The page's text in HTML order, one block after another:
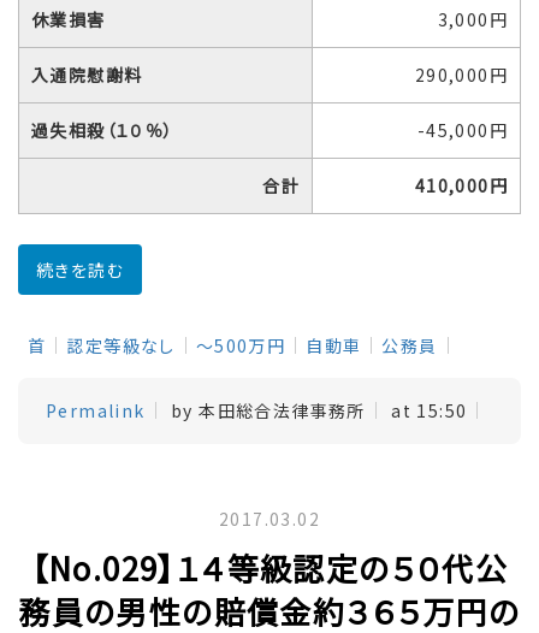
休業損害 3,000円
入通院慰謝料 290,000円
過失相殺（１０％） -45,000円
合計 410,000円
続きを読む
首 認定等級なし ～500万円 自動車 公務員
Permalink by 本田総合法律事務所 at 15:50
2017.03.02
【No.029】１４等級認定の５０代公
務員の男性の賠償金約３６５万円の